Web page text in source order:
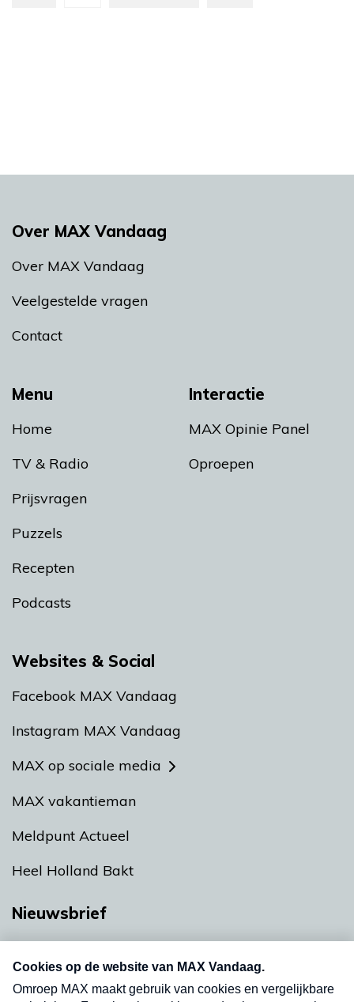
Menu
Home
TV & Radio
Prijsvragen
Puzzels
Recepten
Podcasts
Interactie
MAX Opinie Panel
Oproepen
Over MAX Vandaag
Over MAX Vandaag
Veelgestelde vragen
Contact
Websites & Social
Facebook MAX Vandaag
Instagram MAX Vandaag
MAX op sociale media
MAX vakantieman
Meldpunt Actueel
Heel Holland Bakt
Nieuwsbrief
nieuwsbrief. Elke vrijdag- en dinsdagochtend in
uw mailbox.